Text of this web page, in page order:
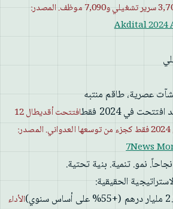
Akdital
عصرية، طاقم منتبه
افتتحت أقديطال 12
7News
نمو. تنمية. بنية تحتية.
الحقيقية:
الأداء